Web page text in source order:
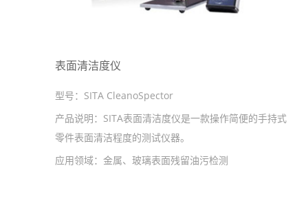
表面清洁度仪
型号： SITA CleanoSpector
产品说明： SITA表面清洁度仪是一款操作简便的手持式
零件表面清洁程度的测试仪器。
应用领域： 金属、玻璃表面残留油污检测